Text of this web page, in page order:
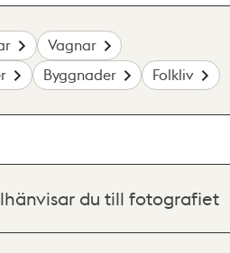
Vagnar
Byggnader Folkliv
du till fotografiet